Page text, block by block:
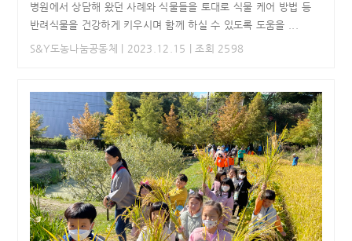
병원에서 상담해 왔던 사례와 식물들을 토대로 식물 케어 방법 등
반려식물을 건강하게 키우시며 함께 하실 수 있도록 도움을 ...
S&Y도농나눔공동체
| 2023.12.15 | 조회 2598